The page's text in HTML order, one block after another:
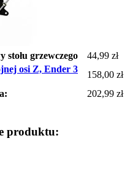
grzewczego
44,99 zł
osi Z, Ender 3
158,00 zł
202,99 zł
produktu: